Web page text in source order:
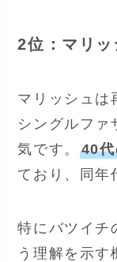
2位：マリッ
マリッシュは
シングルファ
気です。 40
ており、同年
特にバツイチ
う理解を示す